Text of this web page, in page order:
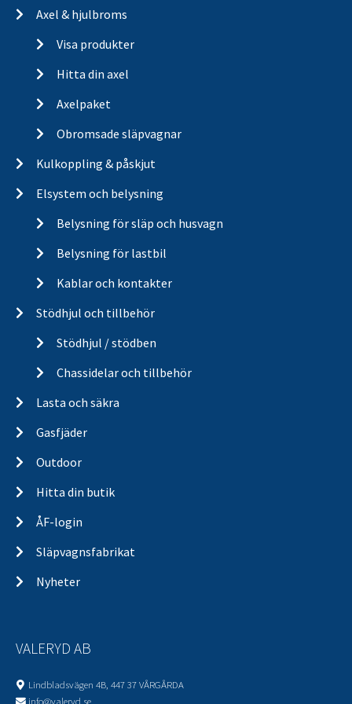
Axel & hjulbroms
Visa produkter
Hitta din axel
Axelpaket
Obromsade släpvagnar
Kulkoppling & påskjut
Elsystem och belysning
Belysning för släp och husvagn
Belysning för lastbil
Kablar och kontakter
Stödhjul och tillbehör
Stödhjul / stödben
Chassidelar och tillbehör
Lasta och säkra
Gasfjäder
Outdoor
Hitta din butik
ÅF-login
Släpvagnsfabrikat
Nyheter
VALERYD AB
Lindbladsvägen 4B, 447 37 VÅRGÅRDA
info@valeryd.se